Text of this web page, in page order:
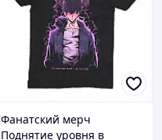
Фанатский мерч
Поднятие уровня в